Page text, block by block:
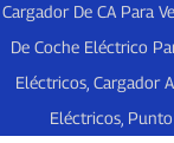
Cargador De CA Para
De Coche Eléctrico
Eléctricos, Cargador
Eléctricos,